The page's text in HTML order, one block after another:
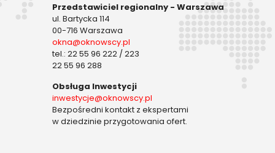
Przedstawiciel regionalny - Warszawa
ul. Bartycka 114
00-716 Warszawa
okna@oknowscy.pl
tel.: 22 55 96 222 / 223
22 55 96 288
Obsługa Inwestycji
inwestycje@oknowscy.pl
Bezpośredni kontakt z ekspertami
w dziedzinie przygotowania ofert.